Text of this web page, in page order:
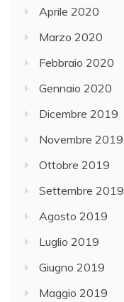
Aprile 2020
Marzo 2020
Febbraio 2020
Gennaio 2020
Dicembre 2019
Novembre 2019
Ottobre 2019
Settembre 2019
Agosto 2019
Luglio 2019
Giugno 2019
Maggio 2019